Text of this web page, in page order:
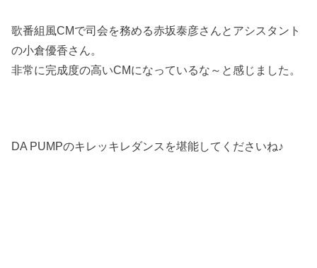
歌番組風CMで司会を務める赤坂泰彦さんとアシスタント
の小倉優香さん。
非常に完成度の高いCMになっているな～と感じました。
DA PUMPのキレッキレダンスを堪能してくださいね♪